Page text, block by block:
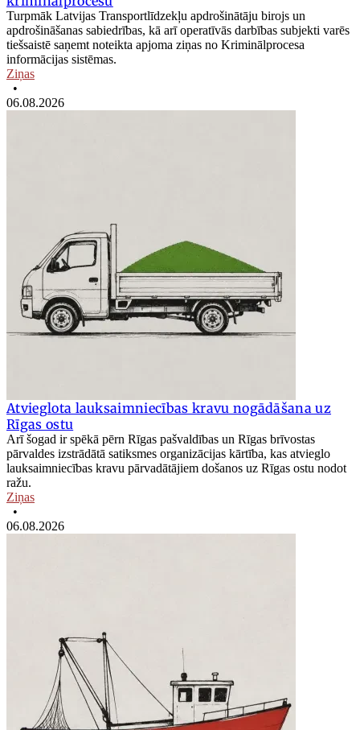
Turpmāk Latvijas Transportlīdzekļu apdrošinātāju birojs un
apdrošināšanas sabiedrības, kā arī operatīvās darbības subjekti varēs
tiešsaistē saņemt noteikta apjoma ziņas no Kriminālprocesa
informācijas sistēmas.
Ziņas
•
06.08.2026
Atvieglota lauksaimniecības kravu nogādāšana uz
Rīgas ostu
Arī šogad ir spēkā pērn Rīgas pašvaldības un Rīgas brīvostas
pārvaldes izstrādātā satiksmes organizācijas kārtība, kas atvieglo
lauksaimniecības kravu pārvadātājiem došanos uz Rīgas ostu nodot
ražu.
Ziņas
•
06.08.2026